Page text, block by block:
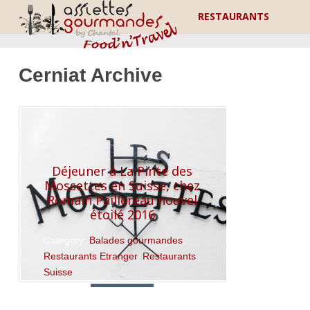
RESTAURANTS
Cerniat Archive
Déjeuner à La Pinte des
Mossettes en Suisse, chez
Romain Paillereau nouvel
étoilé 2016
Balades gourmandes,
Restaurants Etranger, Restaurants
Suisse